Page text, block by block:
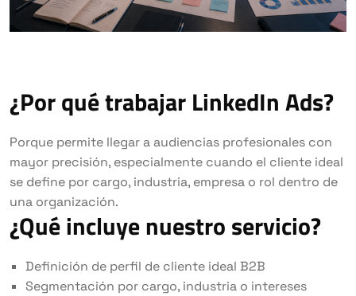
¿Por qué trabajar LinkedIn Ads?
Porque permite llegar a audiencias profesionales con
mayor precisión, especialmente cuando el cliente ideal
se define por cargo, industria, empresa o rol dentro de
una organización.
¿Qué incluye nuestro servicio?
Definición de perfil de cliente ideal B2B
Segmentación por cargo, industria o intereses